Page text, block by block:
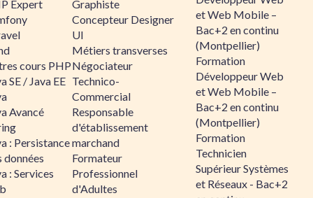
Expert
cours PHP
SE / Java EE
Avancé
: Persistance
données
: Services
Graphiste
Concepteur Designer
UI
Métiers transverses
Négociateur
Technico-
Commercial
Responsable
d'établissement
marchand
Formateur
Professionnel
d'Adultes
et Web Mobile –
Bac+2 en continu
(Montpellier)
Formation
Développeur Web
et Web Mobile –
Bac+2 en continu
(Montpellier)
Formation
Technicien
Supérieur Systèmes
et Réseaux - Bac+2